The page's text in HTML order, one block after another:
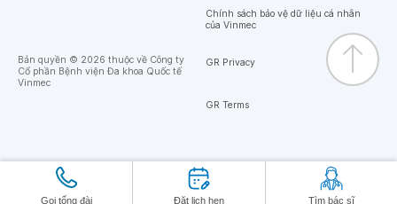
Gọi tổng đài Đặt lịch hẹn Tìm bác sĩ
Bản quyền © 2026 thuộc về Công ty
Cổ phần Bệnh viện Đa khoa Quốc tế
Vinmec
Chính sách bảo vệ dữ liệu cá nhân
của Vinmec
GR Privacy
GR Terms